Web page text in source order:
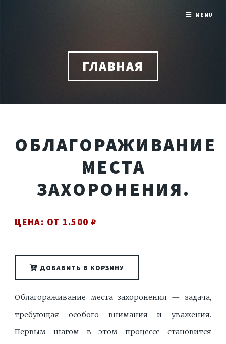
ГЛАВНАЯ
ОБЛАГОРАЖИВАНИЕ
МЕСТА
ЗАХОРОНЕНИЯ.
ЦЕНА: ОТ 1.500 ₽
ДОБАВИТЬ В КОРЗИНУ
Облагораживание места захоронения — задача,
требующая особого внимания и уважения.
Первым шагом в этом процессе становится
MENU